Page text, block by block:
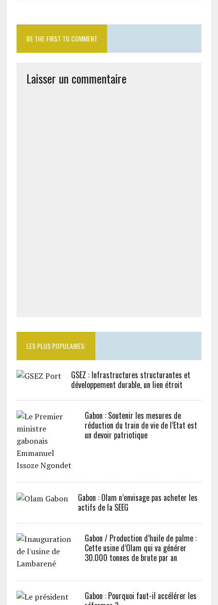
BE THE FIRST TO COMMENT
Laisser un commentaire
LES PLUS POPULAIRES:
GSEZ : Infrastructures structurantes et
développement durable, un lien étroit
Gabon : Soutenir les mesures de
réduction du train de vie de l’Etat est
un devoir patriotique
Gabon : Olam n’envisage pas acheter les
actifs de la SEEG
Gabon / Production d’huile de palme :
Cette usine d’Olam qui va générer
30.000 tonnes de brute par an
Gabon : Pourquoi faut-il accélérer les